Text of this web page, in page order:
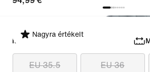
Nagyra értékelt
Méret kiválasztása
EU 35.5 EU 36